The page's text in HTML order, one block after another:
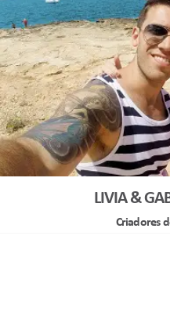
LIVIA &
Criadores